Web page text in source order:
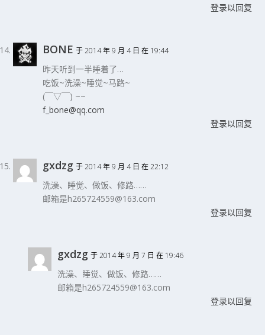
登录以回复
BONE 于 2014 年 9 月 4 日 在 19:44
昨天听到一半睡着了…
吃饭~洗澡~睡觉~马路~
(￣▽￣) ~~
f_bone@qq.com
登录以回复
gxdzg 于 2014 年 9 月 4 日 在 22:12
洗澡、睡觉、做饭、修路……
邮箱是h265724559@163.com
登录以回复
gxdzg 于 2014 年 9 月 7 日 在 19:46
洗澡、睡觉、做饭、修路……
邮箱是h265724559@163.com
登录以回复